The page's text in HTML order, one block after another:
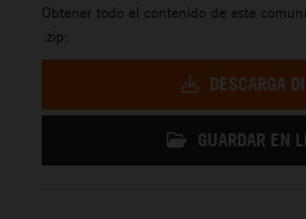
Obtener todo el contenido de este
.zip:
DESCARGA
GUARDAR EN